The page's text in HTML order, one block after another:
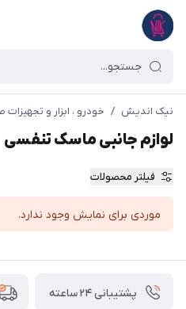
نیک اندیش / خودرو ، ابزار و تجهیزات
لوازم جانبی ماسک تنفسی
فیلتر محصولات
موردی برای نمایش وجود ندارد.
پشتیبانی ۲۴ ساعته